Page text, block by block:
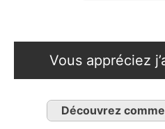
Vous appréciez
Découvrez